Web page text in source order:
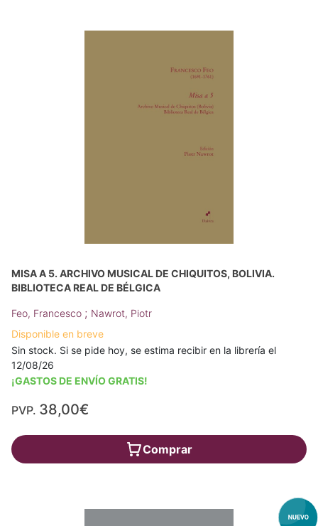
MISA A 5. ARCHIVO MUSICAL DE CHIQUITOS, BOLIVIA.
BIBLIOTECA REAL DE BÉLGICA
Feo, Francesco ; Nawrot, Piotr
Disponible en breve
Sin stock. Si se pide hoy, se estima recibir en la librería el
12/08/26
¡GASTOS DE ENVÍO GRATIS!
PVP. 38,00€
Comprar